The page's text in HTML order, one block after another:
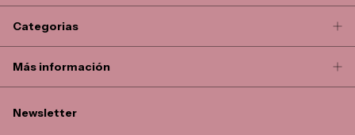
Categorias
Más información
Newsletter